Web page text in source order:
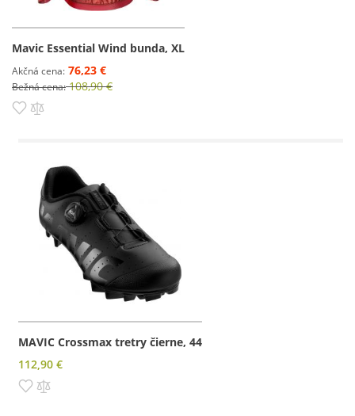
Mavic Essential Wind bunda, XL
Akčná cena 76,23 €
Bežná cena 108,90 €
Pridať do zoznamu prianí
MAVIC Crossmax tretry čierne, 44
112,90 €
Pridať do zoznamu prianí